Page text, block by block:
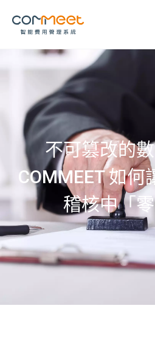
不可篡改的
COMMEET 如何
稽核中「